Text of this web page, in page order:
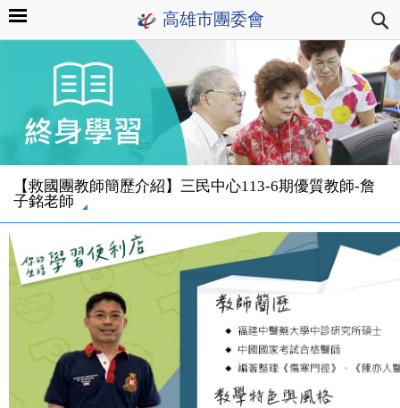
高雄市團委會
【救國團教師簡歷介紹】三民中心113-6期優質教師-詹
子銘老師